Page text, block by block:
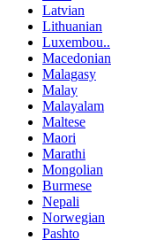
Latvian
Lithuanian
Luxembou..
Macedonian
Malagasy
Malay
Malayalam
Maltese
Maori
Marathi
Mongolian
Burmese
Nepali
Norwegian
Pashto